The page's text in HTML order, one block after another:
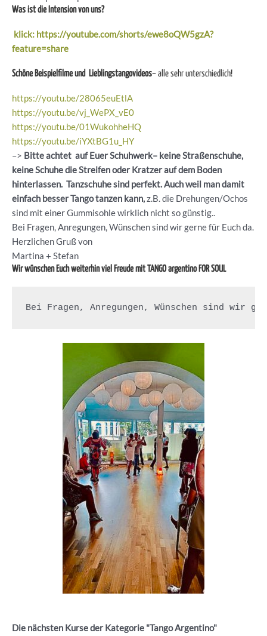
Was ist die Intension von uns?
klick: https://youtube.com/shorts/ewe8oQW5gzA?
feature=share
Schöne Beispielfilme und Lieblingstangovideos– alle sehr unterschiedlich!
https://youtu.be/28065euEtlA
https://youtu.be/vj_WePX_vE0
https://youtu.be/01WukohheHQ
https://youtu.be/iYXtBG1u_HY
–> Bitte achtet auf Euer Schuhwerk– keine Straßenschuhe,
keine Schuhe die Streifen oder Kratzer auf dem Boden
hinterlassen. Tanzschuhe sind perfekt. Auch weil man damit
einfach besser Tango tanzen kann,z.B. die Drehungen/Ochos
sind mit einer Gummisohle wirklich nicht so günstig..
Bei Fragen, Anregungen, Wünschen sind wir gerne für Euch da.
Herzlichen Gruß von
Martina + Stefan
Wir wünschen Euch weiterhin viel Freude mit TANGO argentino FOR SOUL
Bei Fragen, Anregungen, Wünschen sind wir
Die nächsten Kurse der Kategorie "Tango Argentino"